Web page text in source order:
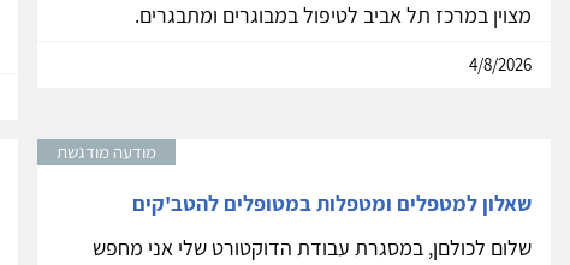
מצוין במרכז תל אביב לטיפול במבוגרים ומתבגרים.
4/8/2026
מודעה מודגשת
שאלון למטפלים ומטפלות במטופלים להטב'קים
שלום לכולםן, במסגרת עבודת הדוקטורט שלי אני מחפש